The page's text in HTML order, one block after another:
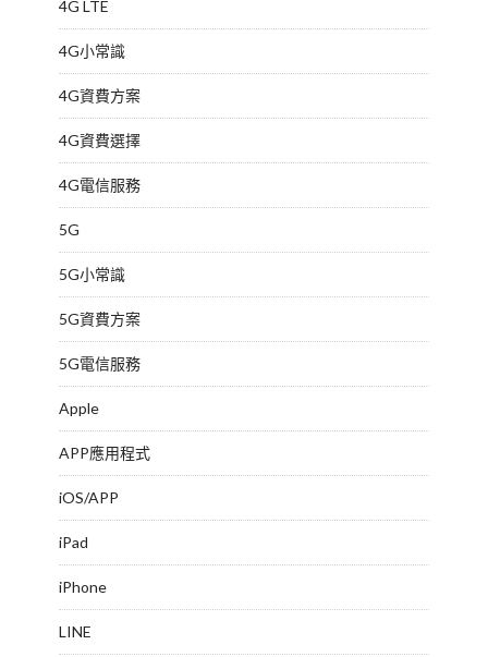
4G LTE
4G小常識
4G資費方案
4G資費選擇
4G電信服務
5G
5G小常識
5G資費方案
5G電信服務
Apple
APP應用程式
iOS/APP
iPad
iPhone
LINE